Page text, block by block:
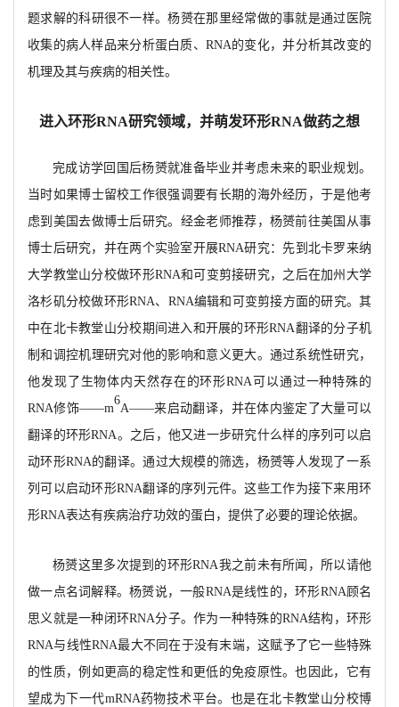
题求解的科研很不一样。杨赟在那里经常做的事就是通过医院
收集的病人样品来分析蛋白质、RNA的变化，并分析其改变的
机理及其与疾病的相关性。
进入环形RNA研究领域，并萌发环形RNA做药之想
完成访学回国后杨赟就准备毕业并考虑未来的职业规划。
当时如果博士留校工作很强调要有长期的海外经历，于是他考
虑到美国去做博士后研究。经金老师推荐，杨赟前往美国从事
博士后研究，并在两个实验室开展RNA研究：先到北卡罗来纳
大学教堂山分校做环形RNA和可变剪接研究，之后在加州大学
洛杉矶分校做环形RNA、RNA编辑和可变剪接方面的研究。其
中在北卡教堂山分校期间进入和开展的环形RNA翻译的分子机
制和调控机理研究对他的影响和意义更大。通过系统性研究，
他发现了生物体内天然存在的环形RNA可以通过一种特殊的
RNA修饰——m
6
A——来启动翻译，并在体内鉴定了大量可以
翻译的环形RNA。之后，他又进一步研究什么样的序列可以启
动环形RNA的翻译。通过大规模的筛选，杨赟等人发现了一系
列可以启动环形RNA翻译的序列元件。这些工作为接下来用环
形RNA表达有疾病治疗功效的蛋白，提供了必要的理论依据。
杨赟这里多次提到的环形RNA我之前未有所闻，所以请他
做一点名词解释。杨赟说，一般RNA是线性的，环形RNA顾名
思义就是一种闭环RNA分子。作为一种特殊的RNA结构，环形
RNA与线性RNA最大不同在于没有末端，这赋予了它一些特殊
的性质，例如更高的稳定性和更低的免疫原性。也因此，它有
望成为下一代mRNA药物技术平台。也是在北卡教堂山分校博